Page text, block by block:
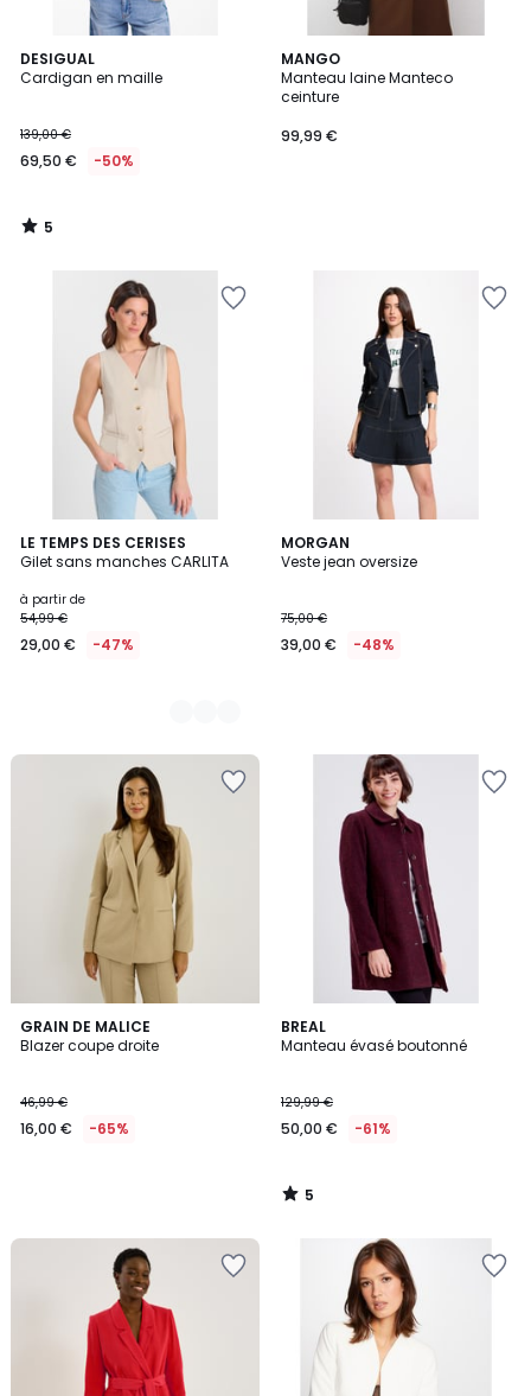
DESIGUAL
Cardigan en maille
139,00 €
69,50 € -50%
5
/
5
/
MANGO
Manteau laine Manteco
ceinture
99,99 €
LE TEMPS DES CERISES
Gilet sans manches CARLITA
à partir de
54,99 €
29,00 € -47%
2
Couleurs
MORGAN
Veste jean oversize
75,00 €
39,00 € -48%
GRAIN DE MALICE
Blazer coupe droite
46,99 €
16,00 € -65%
BREAL
Manteau évasé boutonné
129,99 €
50,00 € -61%
5
/
5
/